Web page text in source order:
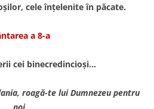
cele înţelenite în păcate.
a 8-a
cei binecredincioşi…
roagă-te lui Dumnezeu pentru